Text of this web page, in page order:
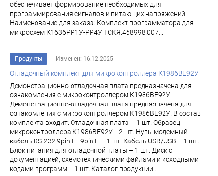
обеспечивает формирование необходимых для
программирования сигналов и питающих напряжений.
Наименование для заказа: Комплект программатора для
микросхем К1636РР1У-РР4У ТСКЯ.468998.007...
Продукты Изменен: 16.12.2025
Отладочный комплект для микроконтроллера К1986ВЕ92У
Демонстрационно-отладочная плата предназначена для
ознакомления с микроконтроллером К1986ВЕ92У
Демонстрационно-отладочная плата предназначена для
ознакомления с микроконтроллером К1986ВЕ92У. В состав
комплекта входит: Отладочная плата – 1 шт. Образец
микроконтроллера К1986ВЕ92У– 2 шт. Нуль-модемный
кабель RS-232 9pin F - 9pin F – 1 шт. Кабель USB/USB – 1 шт.
Блок питания для отладочной платы – 1 шт. Диск с
документацией, схемотехническими файлами и исходными
кодами программ – 1 шт. Каталог продукции...